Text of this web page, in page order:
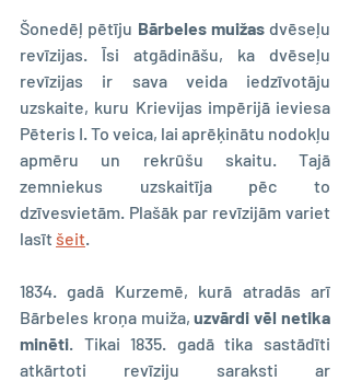
Šonedēļ pētīju Bārbeles muižas dvēseļu
revīzijas. Īsi atgādināšu, ka dvēseļu
revīzijas ir sava veida iedzīvotāju
uzskaite, kuru Krievijas impērijā ieviesa
Pēteris I. To veica, lai aprēķinātu nodokļu
apmēru un rekrūšu skaitu. Tajā
zemniekus uzskaitīja pēc to
dzīvesvietām. Plašāk par revīzijām variet
lasīt šeit.
1834. gadā Kurzemē, kurā atradās arī
Bārbeles kroņa muiža, uzvārdi vēl netika
minēti. Tikai 1835. gadā tika sastādīti
atkārtoti revīziju saraksti ar